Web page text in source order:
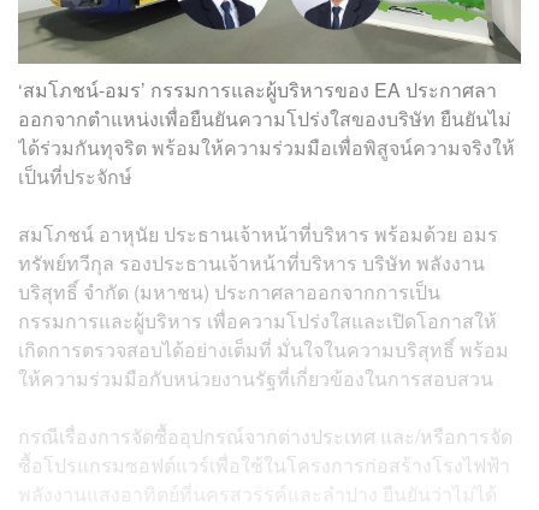
‘สมโภชน์-อมร’ กรรมการและผู้บริหารของ EA ประกาศลา
ออกจากตำแหน่งเพื่อยืนยันความโปร่งใสของบริษัท ยืนยันไม่
ได้ร่วมกันทุจริต พร้อมให้ความร่วมมือเพื่อพิสูจน์ความจริงให้
เป็นที่ประจักษ์
สมโภชน์ อาหุนัย ประธานเจ้าหน้าที่บริหาร พร้อมด้วย อมร
ทรัพย์ทวีกุล รองประธานเจ้าหน้าที่บริหาร บริษัท พลังงาน
บริสุทธิ์ จำกัด (มหาชน) ประกาศลาออกจากการเป็น
กรรมการและผู้บริหาร เพื่อความโปร่งใสและเปิดโอกาสให้
เกิดการตรวจสอบได้อย่างเต็มที่ มั่นใจในความบริสุทธิ์ พร้อม
ให้ความร่วมมือกับหน่วยงานรัฐที่เกี่ยวข้องในการสอบสวน
กรณีเรื่องการจัดซื้ออุปกรณ์จากต่างประเทศ และ/หรือการจัด
ซื้อโปรแกรมซอฟต์แวร์เพื่อใช้ในโครงการก่อสร้างโรงไฟฟ้า
พลังงานแสงอาทิตย์ที่นครสวรรค์และลำปาง ยืนยันว่าไม่ได้